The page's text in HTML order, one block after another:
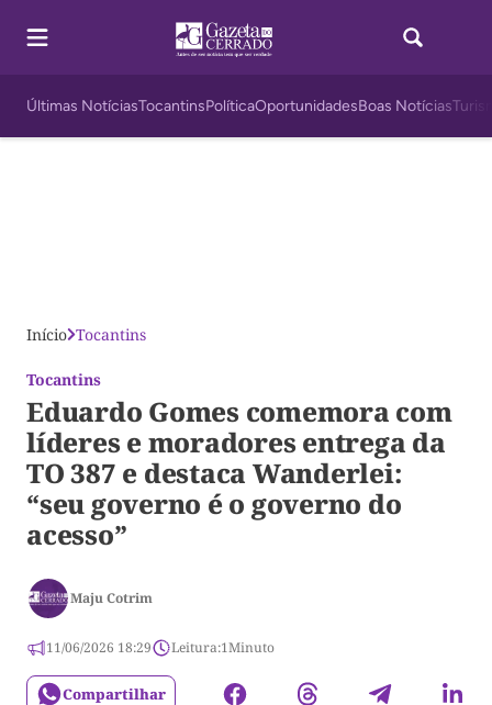
Últimas NotíciasTocantinsPolíticaOportunidadesBoas Notícias
Início Tocantins
Tocantins
Eduardo Gomes comemora com
líderes e moradores entrega da
TO 387 e destaca Wanderlei:
“seu governo é o governo do
acesso”
Maju Cotrim
11/06/2026 18:29 Leitura:1Minuto
Compartilhar